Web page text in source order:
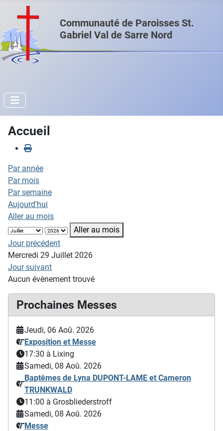
Communauté de Paroisses St.
Gabriel Val de Sarre Nord
Accueil
Par année
Par mois
Par semaine
Aujourd'hui
Aller au mois
Aller au mois
Jour précédent
Mercredi 29 Juillet 2026
Jour suivant
Aucun évènement trouvé
Prochaines Messes
Jeudi, 06 Aoû. 2026
Exposition et Messe
17:30 à Lixing
Samedi, 08 Aoû. 2026
Baptêmes de Lyna DUPONT-LAME et Cameron
TRUNKWALD
11:00 à Grosbliederstroff
Samedi, 08 Aoû. 2026
Messe